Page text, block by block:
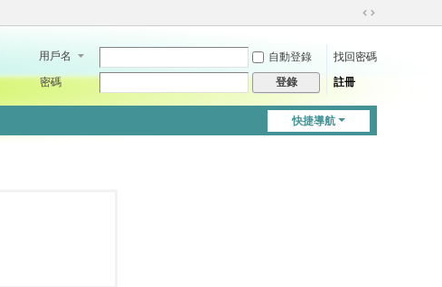
切
到
用戶名 自動登錄
找回密碼
密碼
登錄 註冊
快捷導航